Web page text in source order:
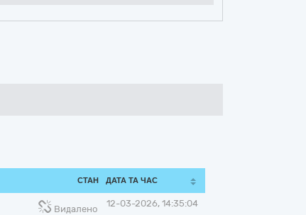
СТАН ДАТА ТА ЧАС
Видалено
12-03-2026, 14:35:04